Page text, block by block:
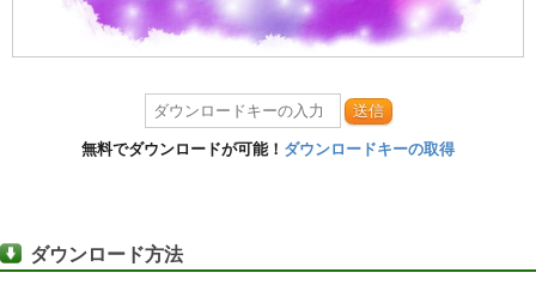
送信
無料でダウンロードが可能！ ダウンロードキーの取得
ダウンロード方法